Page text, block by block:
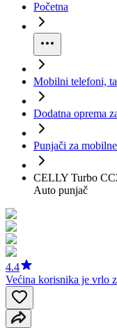
Početna
Mobilni telefoni,
Dodatna oprema
Punjači za
CELLY Turbo
Auto punjač
4.4
Većina korisnika je vrlo